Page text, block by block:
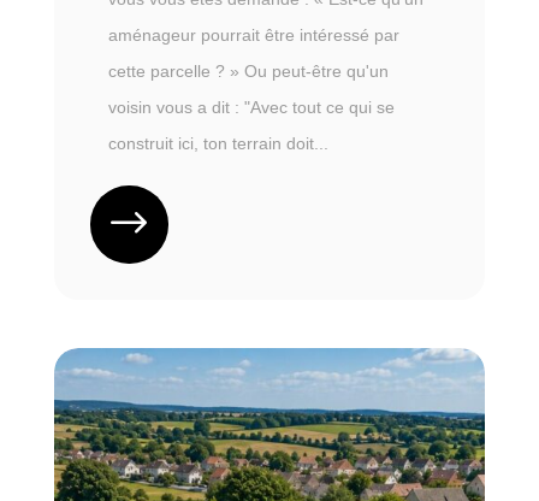
aménageur pourrait être intéressé par
cette parcelle ? » Ou peut-être qu'un
voisin vous a dit : "Avec tout ce qui se
construit ici, ton terrain doit...